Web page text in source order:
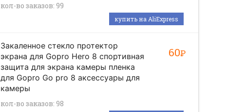
кол-во заказов: 99
купить на AliExpress
Закаленное стекло протектор
экрана для Gopro Hero 8 спортивная
защита для экрана камеры пленка
для Gopro Go pro 8 аксессуары для
камеры
кол-во заказов: 98
60Р